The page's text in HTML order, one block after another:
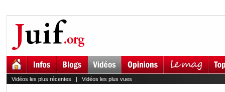
Vidéos les plus récentes | Vidéos les plus vues